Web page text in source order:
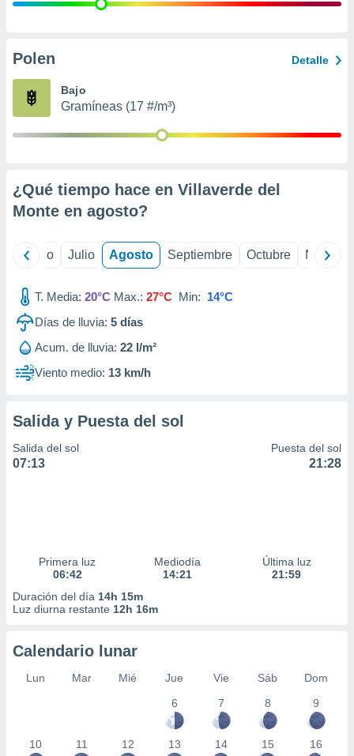
e
publicidad
Polen Detalle
Bajo
Gramíneas (17 #/m³)
¿Qué tiempo hace en Villaverde del
Monte en agosto?
Junio Julio Agosto Septiembre Octubre
T. Media: 20°C Max.: 27°C Min: 14°C
Días de lluvia: 5 días
Acum. de lluvia: 22 l/m²
Viento medio: 13 km/h
Salida y Puesta del sol
Salida del sol
07:13
Puesta del sol
21:28
Primera luz
06:42
Mediodía
14:21
Última luz
21:59
Duración del día 14h 15m
Luz diurna restante 12h 16m
Calendario lunar
Lun Mar Mié Jue Vie Sáb
Dom
6
7 8 9
10 11 12 13 14 15 16